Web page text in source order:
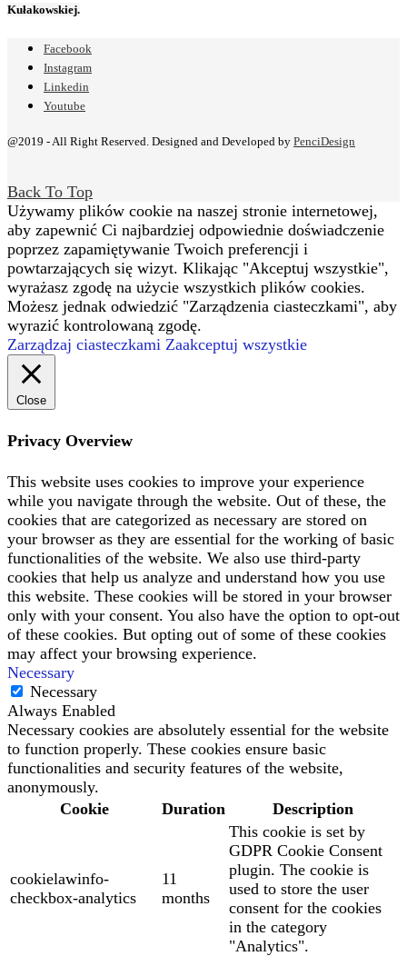
Kułakowskiej.
Facebook
Instagram
Linkedin
Youtube
@2019 - All Right Reserved. Designed and Developed by PenciDesign
Back To Top
Używamy plików cookie na naszej stronie internetowej,
aby zapewnić Ci najbardziej odpowiednie doświadczenie
poprzez zapamiętywanie Twoich preferencji i
powtarzających się wizyt. Klikając "Akceptuj wszystkie",
wyrażasz zgodę na użycie wszystkich plików cookies.
Możesz jednak odwiedzić "Zarządzenia ciasteczkami", aby
wyrazić kontrolowaną zgodę.
Zarządzaj ciasteczkami Zaakceptuj wszystkie
Close
Privacy Overview
This website uses cookies to improve your experience
while you navigate through the website. Out of these, the
cookies that are categorized as necessary are stored on
your browser as they are essential for the working of basic
functionalities of the website. We also use third-party
cookies that help us analyze and understand how you use
this website. These cookies will be stored in your browser
only with your consent. You also have the option to opt-out
of these cookies. But opting out of some of these cookies
may affect your browsing experience.
Necessary
Necessary
Always Enabled
Necessary cookies are absolutely essential for the website
to function properly. These cookies ensure basic
functionalities and security features of the website,
anonymously.
Cookie
Duration Description
cookielawinfo-
checkbox-analytics
11
months
This cookie is set by
GDPR Cookie Consent
plugin. The cookie is
used to store the user
consent for the cookies
in the category
"Analytics".